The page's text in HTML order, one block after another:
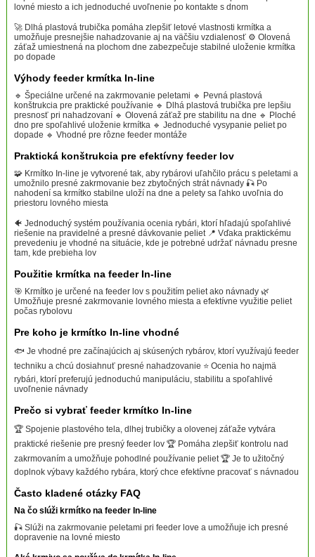
lovné miesto a ich jednoduché uvoľnenie po kontakte s dnom
🚀 Dlhá plastová trubička pomáha zlepšiť letové vlastnosti krmítka a
umožňuje presnejšie nahadzovanie aj na väčšiu vzdialenosť ⚙️ Olovená
záťaž umiestnená na plochom dne zabezpečuje stabilné uloženie krmítka
po dopade
Výhody feeder krmítka In-line
🔹 Špeciálne určené na zakrmovanie peletami 🔹 Pevná plastová
konštrukcia pre praktické používanie 🔹 Dlhá plastová trubička pre lepšiu
presnosť pri nahadzovaní 🔹 Olovená záťaž pre stabilitu na dne 🔹 Ploché
dno pre spoľahlivé uloženie krmítka 🔹 Jednoduché vysypanie peliet po
dopade 🔹 Vhodné pre rôzne feeder montáže
Praktická konštrukcia pre efektívny feeder lov
🧩 Krmítko In-line je vytvorené tak, aby rybárovi uľahčilo prácu s peletami a
umožnilo presné zakrmovanie bez zbytočných strát návnady 🎣 Po
nahodení sa krmítko stabilne uloží na dne a pelety sa ľahko uvoľnia do
priestoru lovného miesta
🐠 Jednoduchý systém používania ocenia rybári, ktorí hľadajú spoľahlivé
riešenie na pravidelné a presné dávkovanie peliet 📍 Vďaka praktickému
prevedeniu je vhodné na situácie, kde je potrebné udržať návnadu presne
tam, kde prebieha lov
Použitie krmítka na feeder In-line
🎯 Krmítko je určené na feeder lov s použitím peliet ako návnady 🌿
Umožňuje presné zakrmovanie lovného miesta a efektívne využitie peliet
počas rybolovu
Pre koho je krmítko In-line vhodné
🐟 Je vhodné pre začínajúcich aj skúsených rybárov, ktorí využívajú feeder
techniku a chcú dosiahnuť presné nahadzovanie ⭐ Ocenia ho najmä
rybári, ktorí preferujú jednoduchú manipuláciu, stabilitu a spoľahlivé
uvoľnenie návnady
Prečo si vybrať feeder krmítko In-line
🏆 Spojenie plastového tela, dlhej trubičky a olovenej záťaže vytvára
praktické riešenie pre presný feeder lov 🏆 Pomáha zlepšiť kontrolu nad
zakrmovaním a umožňuje pohodlné používanie peliet 🏆 Je to užitočný
doplnok výbavy každého rybára, ktorý chce efektívne pracovať s návnadou
Často kladené otázky FAQ
Na čo slúži krmítko na feeder In-line
🎣 Slúži na zakrmovanie peletami pri feeder love a umožňuje ich presné
dopravenie na lovné miesto